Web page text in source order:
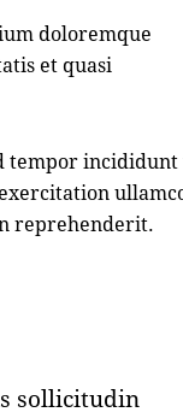
doloremque
et quasi
tempor
reprehenderit.
sollicitudin